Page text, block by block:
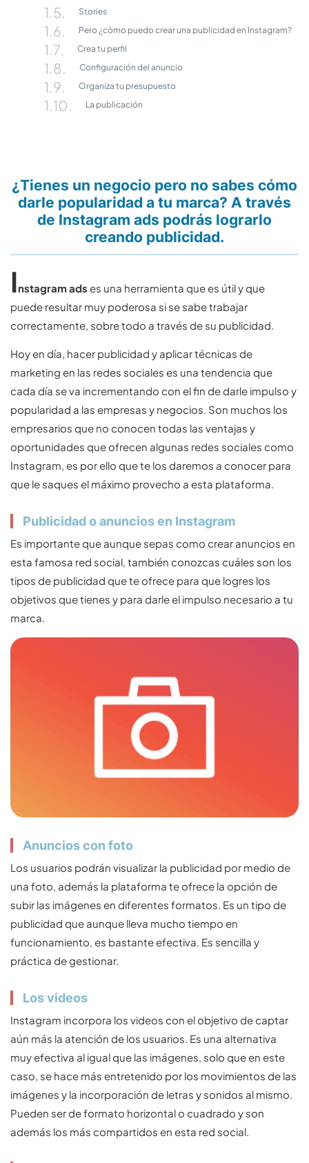
Stories
Pero ¿cómo puedo crear una publicidad en Instagram?
Crea tu perfil
Configuración del anuncio
Organiza tu presupuesto
La publicación
¿Tienes un negocio pero no sabes cómo
darle popularidad a tu marca? A través
de Instagram ads podrás lograrlo
creando publicidad.
Instagram ads es una herramienta que es útil y que
puede resultar muy poderosa si se sabe trabajar
correctamente, sobre todo a través de su publicidad.
Hoy en día, hacer publicidad y aplicar técnicas de
marketing en las redes sociales es una tendencia que
cada día se va incrementando con el fin de darle impulso y
popularidad a las empresas y negocios. Son muchos los
empresarios que no conocen todas las ventajas y
oportunidades que ofrecen algunas redes sociales como
Instagram, es por ello que te los daremos a conocer para
que le saques el máximo provecho a esta plataforma.
Publicidad o anuncios en Instagram
Es importante que aunque sepas como crear anuncios en
esta famosa red social, también conozcas cuáles son los
tipos de publicidad que te ofrece para que logres los
objetivos que tienes y para darle el impulso necesario a tu
marca.
Anuncios con foto
Los usuarios podrán visualizar la publicidad por medio de
una foto, además la plataforma te ofrece la opción de
subir las imágenes en diferentes formatos. Es un tipo de
publicidad que aunque lleva mucho tiempo en
funcionamiento, es bastante efectiva. Es sencilla y
práctica de gestionar.
Los videos
Instagram incorpora los videos con el objetivo de captar
aún más la atención de los usuarios. Es una alternativa
muy efectiva al igual que las imágenes, solo que en este
caso, se hace más entretenido por los movimientos de las
imágenes y la incorporación de letras y sonidos al mismo.
Pueden ser de formato horizontal o cuadrado y son
además los más compartidos en esta red social.